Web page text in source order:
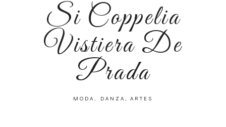
Si Coppelia
Vistiera De
Prada
MODA, DANZA, ARTES